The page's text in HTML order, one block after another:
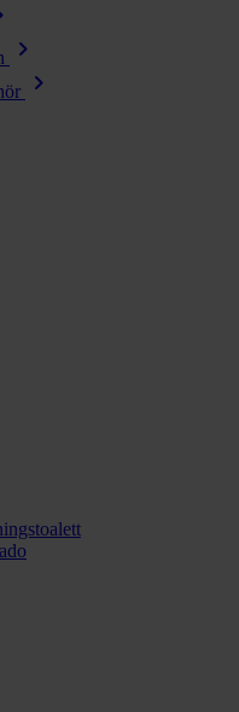
chevron_right
chevron_right